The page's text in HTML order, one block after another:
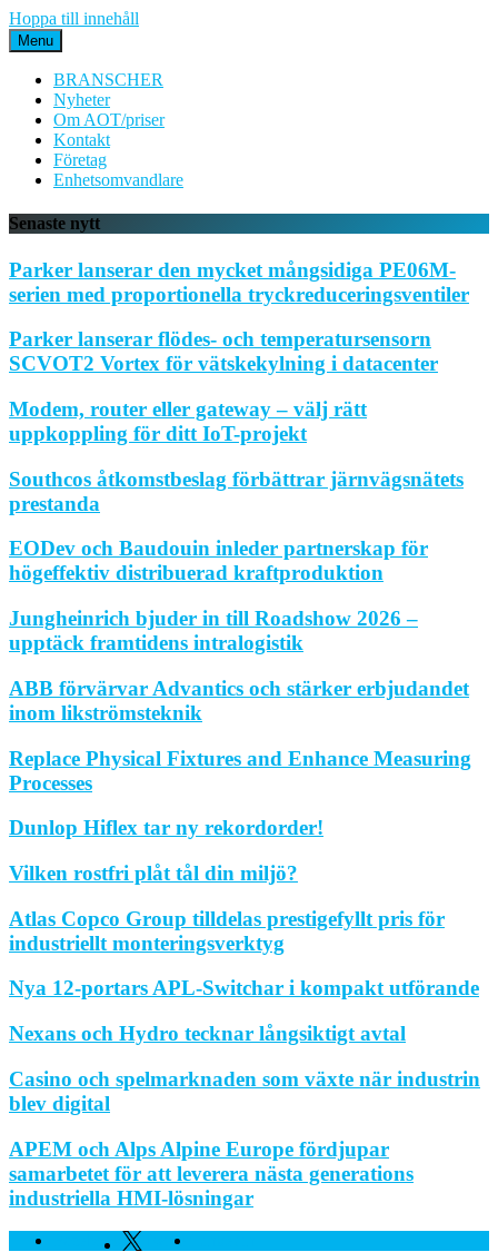
Hoppa till innehåll
Menu
BRANSCHER
Nyheter
Om AOT/priser
Kontakt
Företag
Enhetsomvandlare
Senaste nytt
Parker lanserar den mycket mångsidiga PE06M-
serien med proportionella tryckreduceringsventiler
Parker lanserar flödes- och temperatursensorn
SCVOT2 Vortex för vätskekylning i datacenter
Modem, router eller gateway – välj rätt
uppkoppling för ditt IoT-projekt
Southcos åtkomstbeslag förbättrar järnvägsnätets
prestanda
EODev och Baudouin inleder partnerskap för
högeffektiv distribuerad kraftproduktion
Jungheinrich bjuder in till Roadshow 2026 –
upptäck framtidens intralogistik
ABB förvärvar Advantics och stärker erbjudandet
inom likströmsteknik
Replace Physical Fixtures and Enhance Measuring
Processes
Dunlop Hiflex tar ny rekordorder!
Vilken rostfri plåt tål din miljö?
Atlas Copco Group tilldelas prestigefyllt pris för
industriellt monteringsverktyg
Nya 12-portars APL-Switchar i kompakt utförande
Nexans och Hydro tecknar långsiktigt avtal
Casino och spelmarknaden som växte när industrin
blev digital
APEM och Alps Alpine Europe fördjupar
samarbetet för att leverera nästa generations
industriella HMI-lösningar
Facebook Twitter